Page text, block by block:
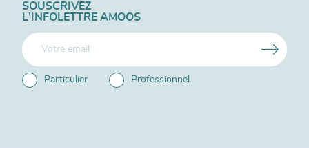
SOUSCRIVEZ
L'INFOLETTRE AMOOS
Particulier Professionnel